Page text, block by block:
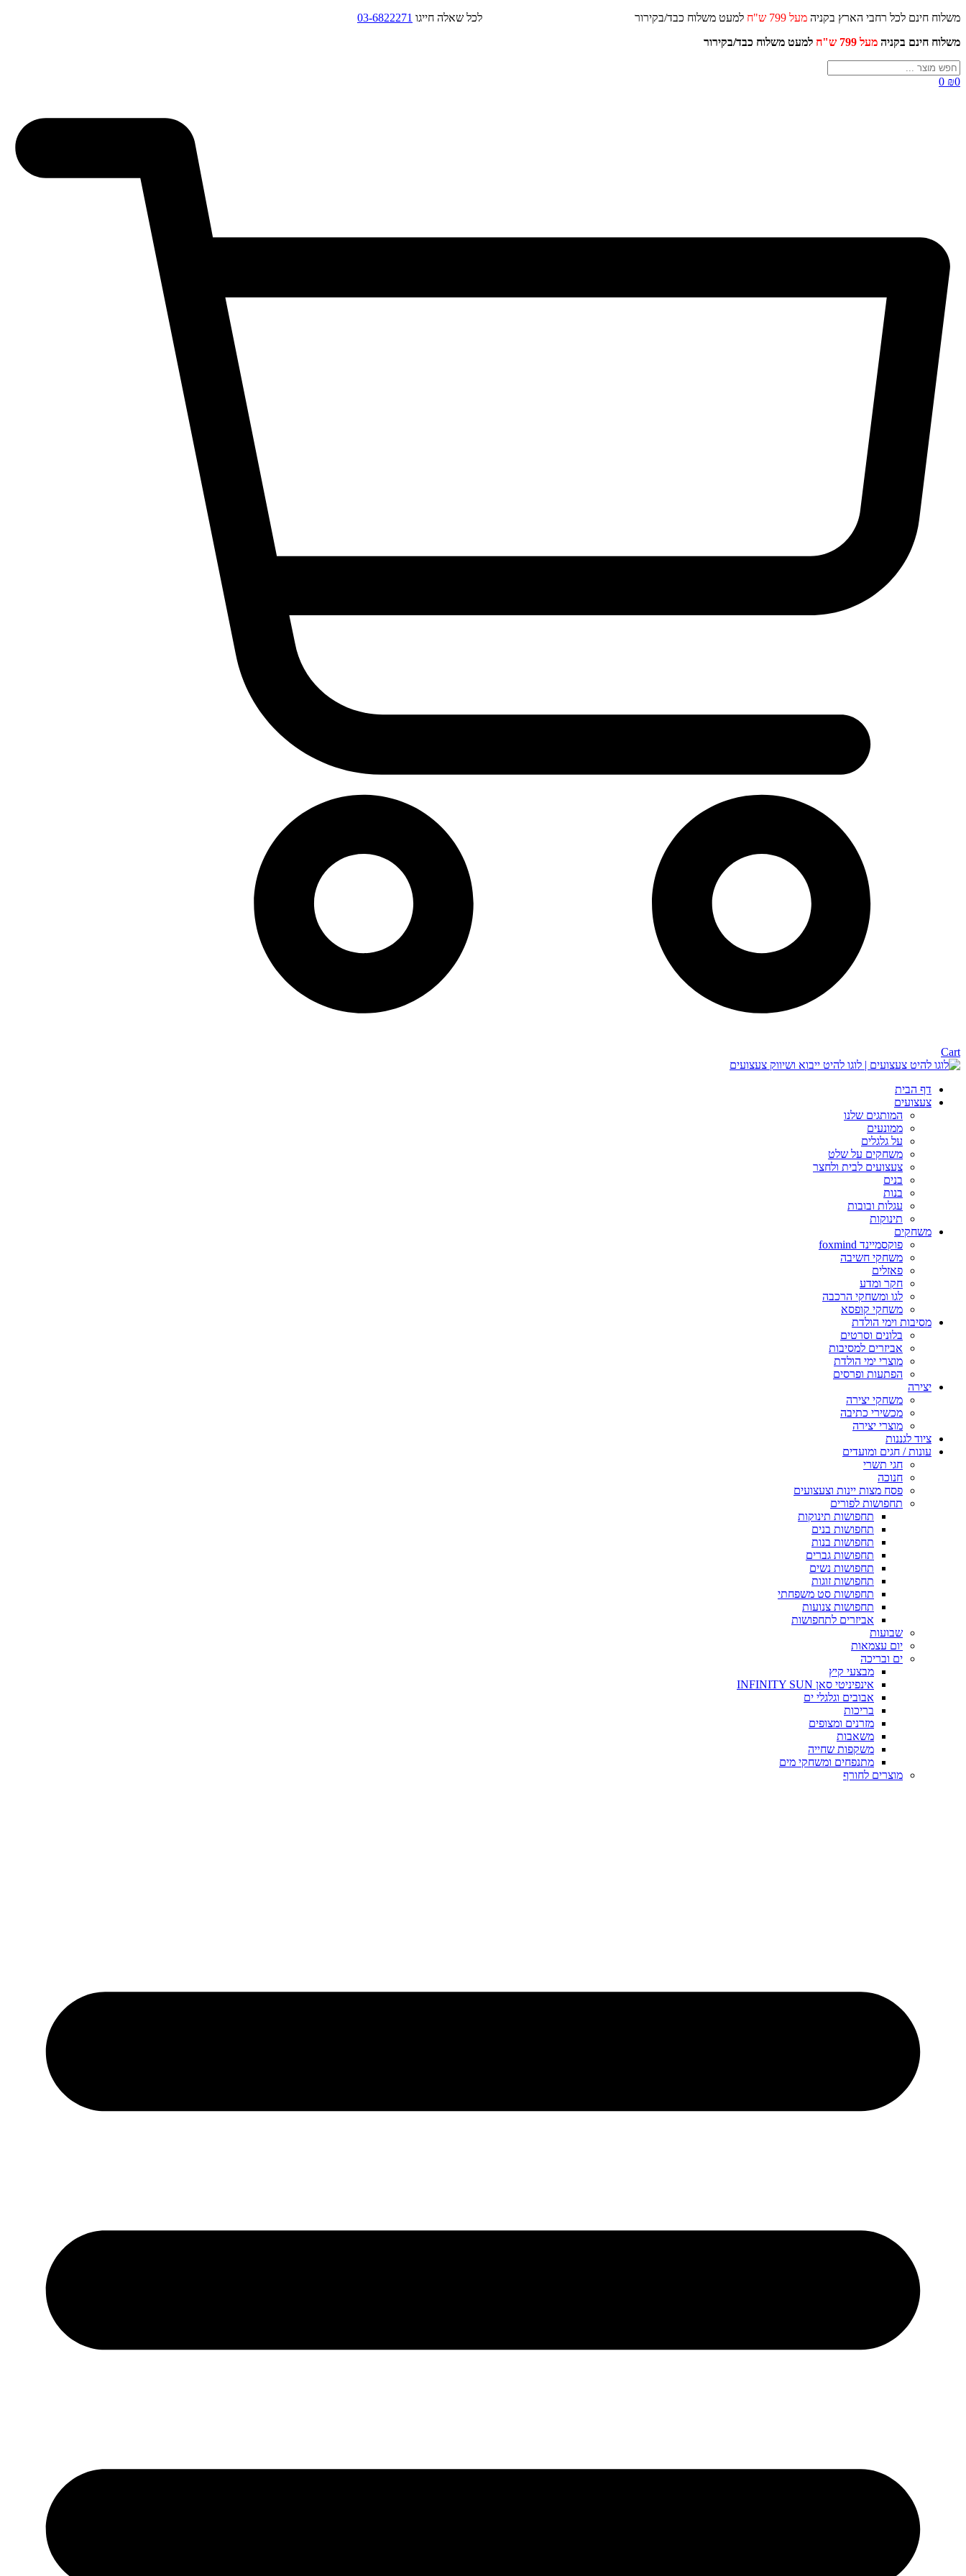
דלג
משלוח חינם לכל רחבי הארץ בקניה מעל 799 ש"ח למעט משלוח כבד/בקירור לכל שאלה חייגו 03-6822271
משלוח חינם בקניה מעל 799 ש"ח למעט משלוח כבד/בקירור
Search
...
₪0
0
Cart
דף הבית
צעצועים
המותגים שלנו
ממונעים
על גלגלים
משחקים על שלט
צעצועים לבית ולחצר
בנים
בנות
עגלות ובובות
תינוקות
משחקים
פוקסמיינד foxmind
משחקי חשיבה
פאזלים
חקר ומדע
לגו ומשחקי הרכבה
משחקי קופסא
מסיבות וימי הולדת
בלונים וסרטים
אביזרים למסיבות
מוצרי ימי הולדת
הפתעות ופרסים
יצירה
משחקי יצירה
מכשירי כתיבה
מוצרי יצירה
ציוד לגננות
עונות / חגים ומועדים
חגי תשרי
חנוכה
פסח מצות יינות וצעצועים
תחפושות לפורים
תחפושות תינוקות
תחפושות בנים
תחפושות בנות
תחפושות גברים
תחפושות נשים
תחפושות זוגות
תחפושות סט משפחתי
תחפושות צנועות
אביזרים לתחפושות
שבועות
יום עצמאות
ים ובריכה
מבצעי קיץ
אינפיניטי סאן INFINITY SUN
אבובים וגלגלי ים
בריכות
מזרנים ומצופים
משאבות
משקפות שחייה
מתנפחים ומשחקי מים
מוצרים לחורף